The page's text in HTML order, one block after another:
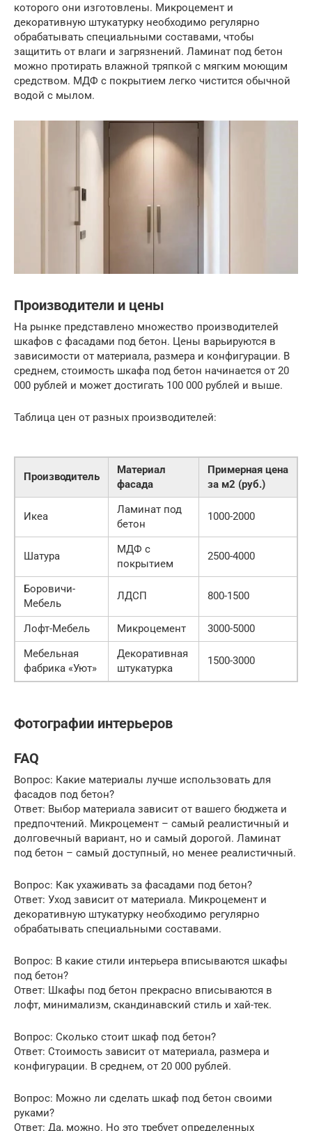
которого они изготовлены. Микроцемент и
декоративную штукатурку необходимо регулярно
обрабатывать специальными составами, чтобы
защитить от влаги и загрязнений. Ламинат под бетон
можно протирать влажной тряпкой с мягким моющим
средством. МДФ с покрытием легко чистится обычной
водой с мылом.
Производители и цены
На рынке представлено множество производителей
шкафов с фасадами под бетон. Цены варьируются в
зависимости от материала, размера и конфигурации. В
среднем, стоимость шкафа под бетон начинается от 20
000 рублей и может достигать 100 000 рублей и выше.
Таблица цен от разных производителей:
Производитель
Материал
фасада
Примерная цена
за м2 (руб.)
Икеа
Ламинат под
бетон
1000-2000
Шатура
МДФ с
покрытием
2500-4000
Боровичи-
Мебель
ЛДСП 800-1500
Лофт-Мебель Микроцемент
3000-5000
Мебельная
фабрика «Уют»
Декоративная
штукатурка
1500-3000
Фотографии интерьеров
FAQ
Вопрос: Какие материалы лучше использовать для
фасадов под бетон?
Ответ: Выбор материала зависит от вашего бюджета и
предпочтений. Микроцемент – самый реалистичный и
долговечный вариант, но и самый дорогой. Ламинат
под бетон – самый доступный, но менее реалистичный.
Вопрос: Как ухаживать за фасадами под бетон?
Ответ: Уход зависит от материала. Микроцемент и
декоративную штукатурку необходимо регулярно
обрабатывать специальными составами.
Вопрос: В какие стили интерьера вписываются шкафы
под бетон?
Ответ: Шкафы под бетон прекрасно вписываются в
лофт, минимализм, скандинавский стиль и хай-тек.
Вопрос: Сколько стоит шкаф под бетон?
Ответ: Стоимость зависит от материала, размера и
конфигурации. В среднем, от 20 000 рублей.
Вопрос: Можно ли сделать шкаф под бетон своими
руками?
Ответ: Да, можно. Но это требует определенных